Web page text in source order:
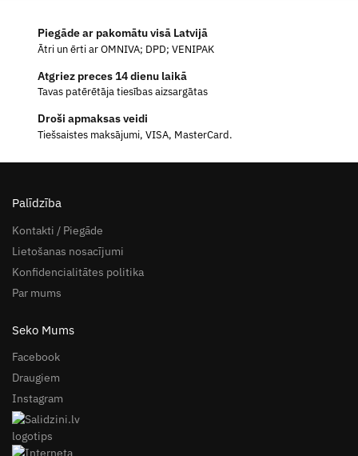
Piegāde ar pakomātu visā Latvijā
Ātri un ērti ar OMNIVA; DPD; VENIPAK
Atgriez preces 14 dienu laikā
Tavas patērētāja tiesības aizsargātas
Droši apmaksas veidi
Tiešsaistes maksājumi, VISA, MasterCard.
Palīdzība
Kontakti / Piegāde
Lietošanas nosacījumi
Konfidencialitātes politika
Par mums
Seko Mums
Facebook
Draugiem
Instagram